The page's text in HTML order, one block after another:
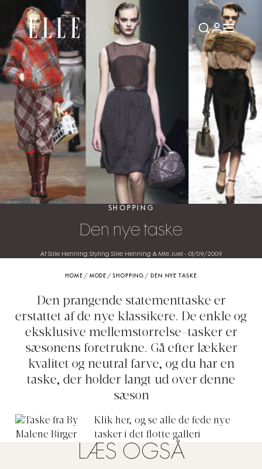
SHOPPING
Den nye taske
Af Sille Henning Styling Sille Henning & Mie Juel - 01/09/2009
HOME / MODE / SHOPPING / DEN NYE TASKE
Den prangende statementtaske er
erstattet af de nye klassikere. De enkle og
eksklusive mellemstørrelse-tasker er
sæsonens foretrukne. Gå efter lækker
kvalitet og neutral farve, og du har en
taske, der holder langt ud over denne
sæson
Klik her, og se alle de fede nye
tasker i det flotte galleri
LÆS OGSÅ